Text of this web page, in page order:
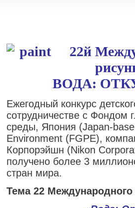
22й
ВОДА:
Ежегодный конкурс
сотрудничестве с Фондом
среды, Япония (Japan-
Environment (FGPE),
Корпорэйшн (Nikon
получено более 3
стран мира.
Тема 22 Международного